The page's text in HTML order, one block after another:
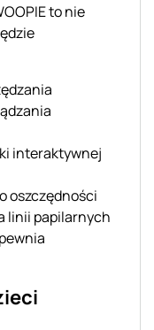
to nie
interaktywnej
oszczędności
linii papilarnych